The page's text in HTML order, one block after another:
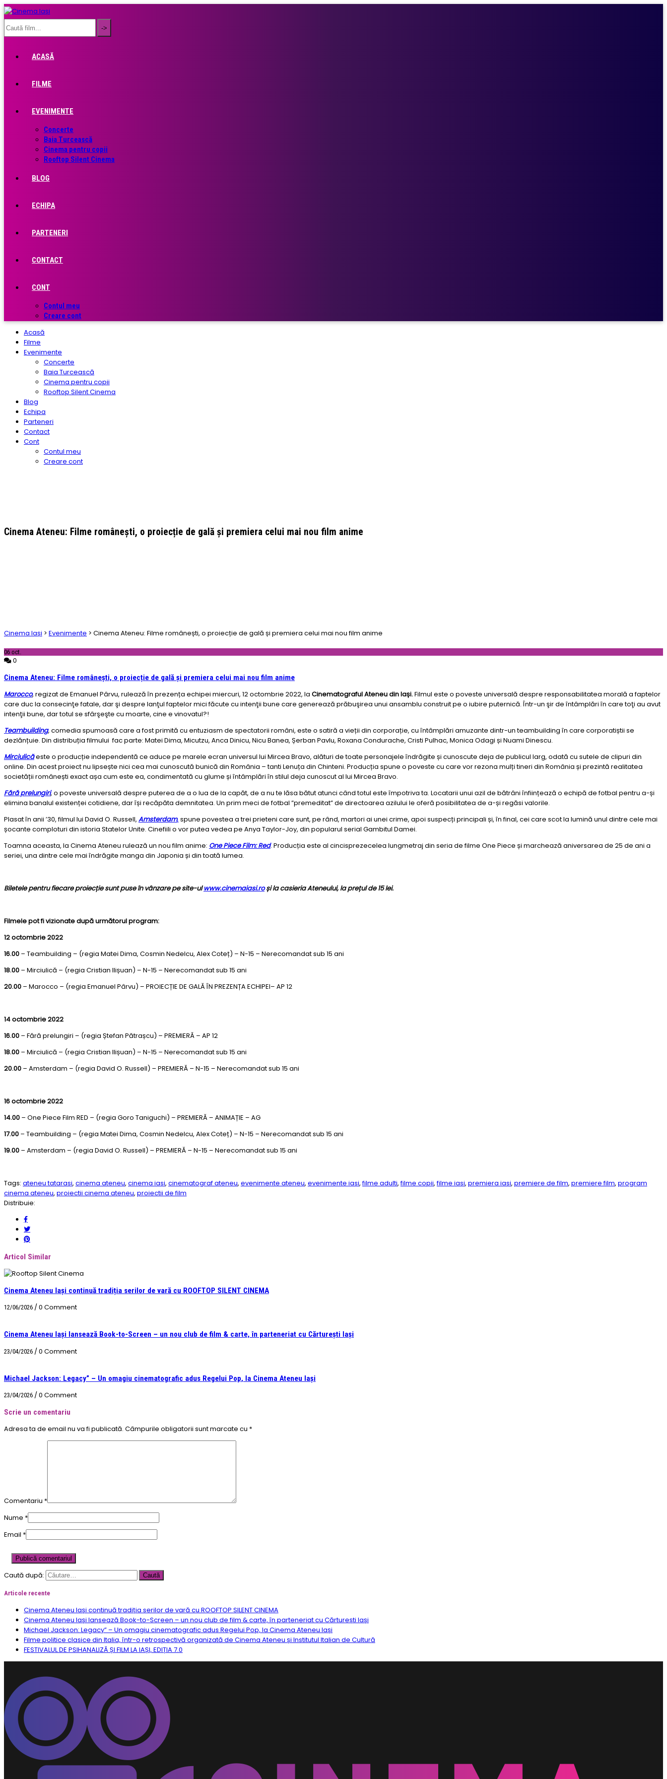
ACASĂ
FILME
EVENIMENTE
Concerte
Baia Turcească
Cinema pentru copii
Rooftop Silent Cinema
BLOG
ECHIPA
PARTENERI
CONTACT
CONT
Contul meu
Creare cont
Acasă
Filme
Evenimente
Concerte
Baia Turcească
Cinema pentru copii
Rooftop Silent Cinema
Blog
Echipa
Parteneri
Contact
Cont
Contul meu
Creare cont
Cinema Ateneu: Filme românești, o proiecție de gală și premiera celui mai nou film anime
Cinema Iași > Evenimente > Cinema Ateneu: Filme românești, o proiecție de gală și premiera celui mai nou film anime
06 oct.
0
Cinema Ateneu: Filme românești, o proiecție de gală și premiera celui mai nou film anime
Marocco, regizat de Emanuel Pârvu, rulează în prezența echipei miercuri, 12 octombrie 2022, la Cinematograful Ateneu din Iași.Filmul este o poveste universală despre responsabilitatea morală a faptelor
care duc la consecinţe fatale, dar şi despre lanţul faptelor mici făcute cu intenţii bune care generează prăbuşirea unui ansamblu construit pe o iubire puternică. Într-un şir de întâmplări în care toţi au avut
intenţii bune, dar totul se sfârşeşte cu moarte, cine e vinovatul?!
Teambuilding, comedia spumoasă care a fost primită cu entuziasm de spectatorii români, este o satiră a vieții din corporație, cu întâmplări amuzante dintr-un teambuilding în care corporatiștii se
dezlănțuie. Din distribuția filmului fac parte: Matei Dima, Micutzu, Anca Dinicu, Nicu Banea, Șerban Pavlu, Roxana Condurache, Cristi Pulhac, Monica Odagi și Nuami Dinescu.
Mirciulicăeste o producție independentă ce aduce pe marele ecran universul lui Mircea Bravo, alături de toate personajele îndrăgite și cunoscute deja de publicul larg, odată cu sutele de clipuri din
online. Din acest proiect nu lipsește nici cea mai cunoscută bunică din România – tanti Lenuța din Chinteni. Producția spune o poveste cu care vor rezona mulți tineri din România și prezintă realitatea
societății românești exact așa cum este ea, condimentată cu glume și întâmplări în stilul deja cunoscut al lui Mircea Bravo.
Fără prelungiri, o poveste universală despre puterea de a o lua de la capăt, de a nu te lăsa bătut atunci când totul este împotriva ta. Locatarii unui azil de bătrâni înființează o echipă de fotbal pentru a-și
elimina banalul existenței cotidiene, dar își recăpăta demnitatea. Un prim meci de fotbal ”premeditat” de directoarea azilului le oferă posibilitatea de a-și regăsi valorile.
Plasat în anii ’30, filmul lui David O. Russell, Amsterdam, spune povestea a trei prieteni care sunt, pe rând, martori ai unei crime, apoi suspecți principali și, în final, cei care scot la lumină unul dintre cele mai
șocante comploturi din istoria Statelor Unite. Cinefiili o vor putea vedea pe Anya Taylor-Joy, din popularul serial Gambitul Damei.
Toamna aceasta, la Cinema Ateneu rulează un nou film anime: One Piece Film: Red. Producția este al cincisprezecelea lungmetraj din seria de filme One Piece și marchează aniversarea de 25 de ani a
seriei, una dintre cele mai îndrăgite manga din Japonia și din toată lumea.
Biletele pentru fiecare proiecție sunt puse în vânzare pe site-ulwww.cinemaiasi.roși la casieria Ateneului, la prețul de 15 lei.
Filmele pot fi vizionate după următorul program:
12 octombrie 2022
16.00 – Teambuilding – (regia Matei Dima, Cosmin Nedelcu, Alex Coteț) – N-15 – Nerecomandat sub 15 ani
18.00 – Mirciulică – (regia Cristian Ilișuan) – N-15 – Nerecomandat sub 15 ani
20.00 – Marocco – (regia Emanuel Pârvu) – PROIECȚIE DE GALĂ ÎN PREZENȚA ECHIPEI– AP 12
14 octombrie 2022
16.00 – Fără prelungiri – (regia Ștefan Pătrașcu) – PREMIERĂ – AP 12
18.00 – Mirciulică – (regia Cristian Ilișuan) – N-15 – Nerecomandat sub 15 ani
20.00 – Amsterdam – (regia David O. Russell) – PREMIERĂ – N-15 – Nerecomandat sub 15 ani
16 octombrie 2022
14.00 – One Piece Film RED – (regia Goro Taniguchi) – PREMIERĂ – ANIMAȚIE – AG
17.00 – Teambuilding – (regia Matei Dima, Cosmin Nedelcu, Alex Coteț) – N-15 – Nerecomandat sub 15 ani
19.00 – Amsterdam – (regia David O. Russell) – PREMIERĂ – N-15 – Nerecomandat sub 15 ani
Tags: ateneu tatarasi, cinema ateneu, cinema iasi, cinematograf ateneu, evenimente ateneu, evenimente iasi,filme adulti,filme copii,filme iasi, premiera iasi, premiere de film, premiere film, program
cinema ateneu, proiectii cinema ateneu, proiectii de film
Distribuie:
Articol Similar
Cinema Ateneu Iași continuă tradiția serilor de vară cu ROOFTOP SILENT CINEMA
12/06/2026 / 0 Comment
Cinema Ateneu Iași lansează Book-to-Screen – un nou club de film & carte, în parteneriat cu Cărturești Iași
23/04/2026 /0 Comment
Michael Jackson: Legacy” – Un omagiu cinematografic adus Regelui Pop, la Cinema Ateneu Iași
23/04/2026 /0 Comment
Scrie un comentariu
Adresa ta de email nu va fi publicată. Câmpurile obligatorii sunt marcate cu *
Comentariu *
Nume *
Email *
Caută după:
Articole recente
Cinema Ateneu Iași continuă tradiția serilor de vară cu ROOFTOP SILENT CINEMA
Cinema Ateneu Iași lansează Book-to-Screen – un nou club de film & carte, în parteneriat cu Cărturești Iași
Michael Jackson: Legacy” – Un omagiu cinematografic adus Regelui Pop, la Cinema Ateneu Iași
Filme politice clasice din Italia, într-o retrospectivă organizată de Cinema Ateneu și Institutul Italian de Cultură
FESTIVALUL DE PSIHANALIZĂ ȘI FILM LA IAȘI, EDIȚIA 7.0